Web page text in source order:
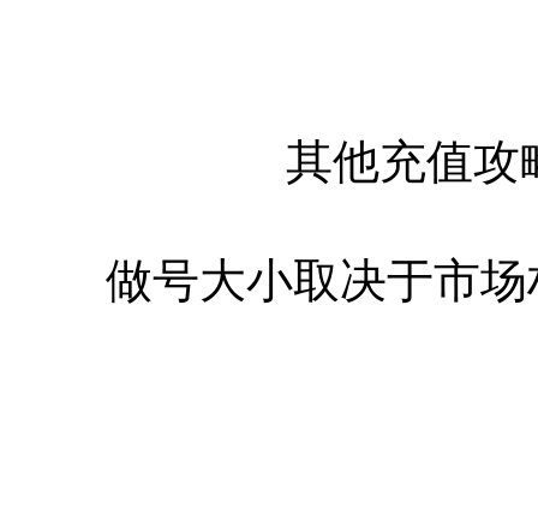
其他充值攻略无法写
做号大小取决于市场